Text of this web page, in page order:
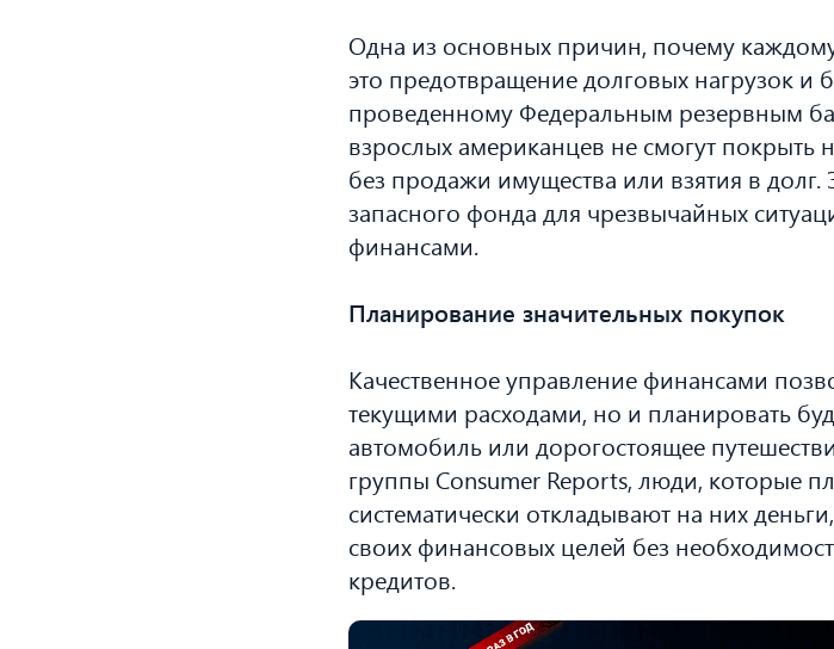
Одна из основных причин, почему
это предотвращение долговых нагрузок и
проведенному Федеральным резервным
взрослых американцев не смогут
без продажи имущества или взятия в
запасного фонда для чрезвычайных
финансами.
Планирование значительных покупок
Качественное управление финансами
текущими расходами, но и планировать
автомобиль или дорогостоящее
группы Consumer Reports, люди, которые
систематически откладывают на них
своих финансовых целей без
кредитов.